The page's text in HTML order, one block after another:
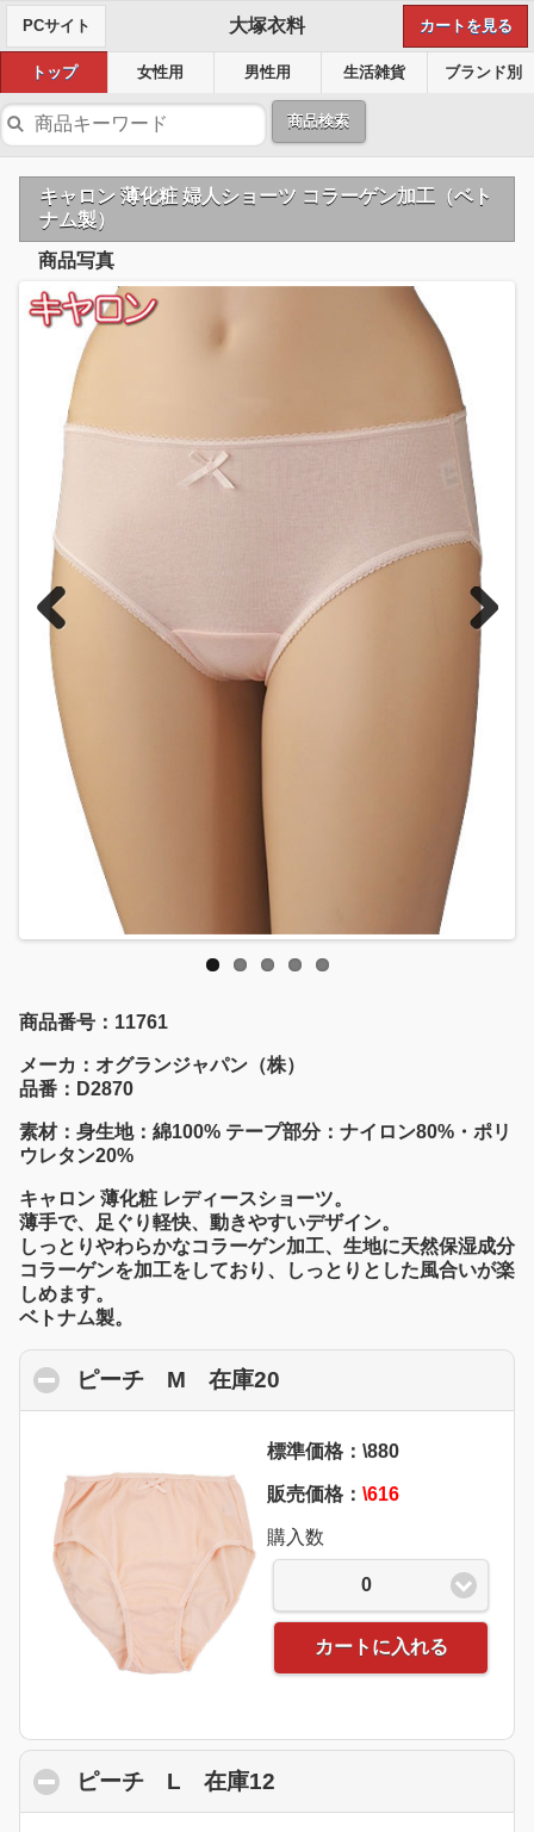
PCサイト 大塚衣料 カートを見る
トップ 女性用 男性用 生活雑貨 ブランド別
商品検索
キャロン 薄化粧 婦人ショーツ コラーゲン加工（ベト
ナム製）
商品写真
Previous Next
商品番号：11761
メーカ：オグランジャパン（株）
品番：D2870
素材：身生地：綿100% テープ部分：ナイロン80%・ポリ
ウレタン20%
キャロン 薄化粧 レディースショーツ。
薄手で、足ぐり軽快、動きやすいデザイン。
しっとりやわらかなコラーゲン加工、生地に天然保湿成分
コラーゲンを加工をしており、しっとりとした風合いが楽
しめます。
ベトナム製。
ピーチ M 在庫20
標準価格：\880
販売価格： \616
購入数
0
カートに入れる
ピーチ L 在庫12